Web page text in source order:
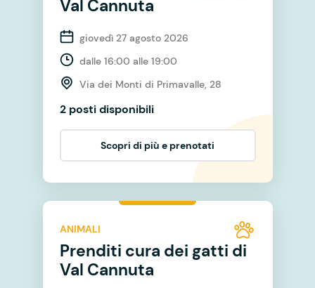
Val Cannuta
giovedì 27 agosto 2026
dalle 16:00 alle 19:00
Via dei Monti di Primavalle, 28
2 posti disponibili
Scopri di più e prenotati
ANIMALI
Prenditi cura dei gatti di
Val Cannuta